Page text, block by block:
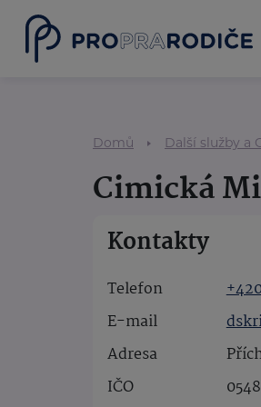
Domů Další služby a
Cimická
Kontakty
Telefon
E-mail
Adresa
IČO